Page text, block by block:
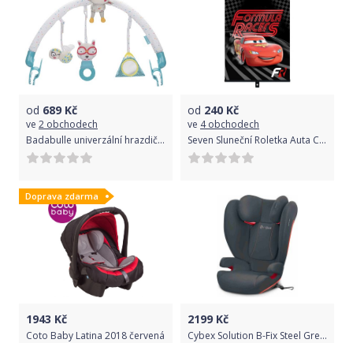
od 689 Kč
ve 2 obchodech
Badabulle univerzální hrazdička
od 240 Kč
ve 4 obchodech
Seven Sluneční Roletka Auta Cars 36 x 45 cm
Doprava zdarma
1943 Kč
Coto Baby Latina 2018 červená
2199 Kč
Cybex Solution B-Fix Steel Grey 2020 Cybex